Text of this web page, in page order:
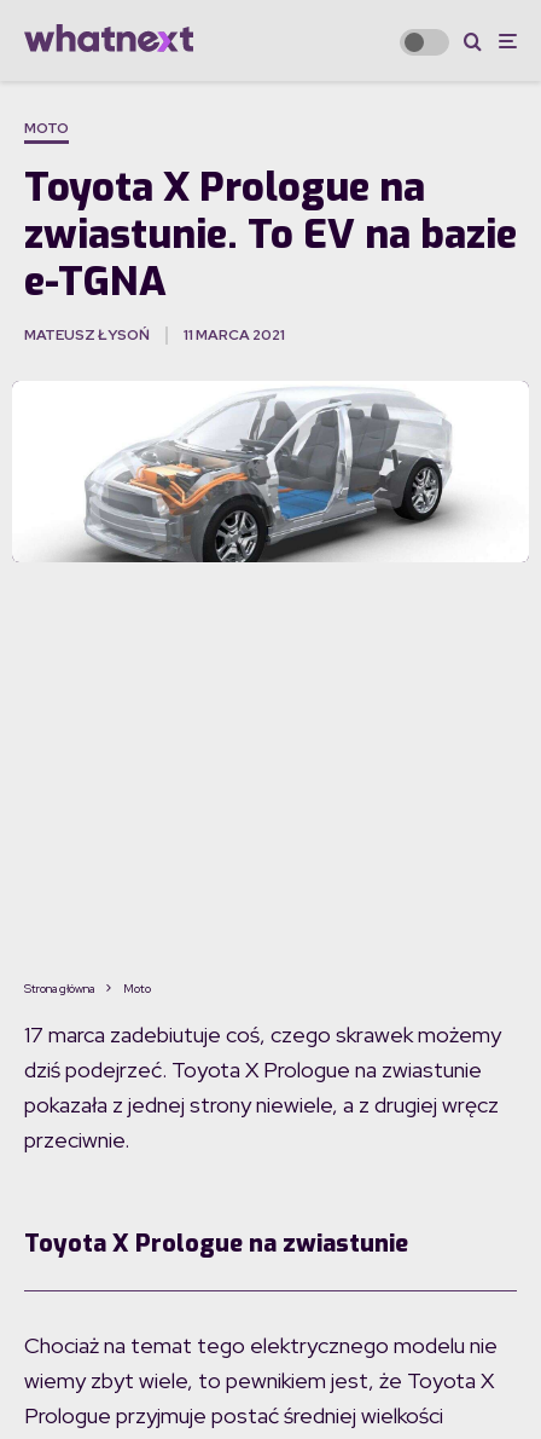
MOTO
Toyota X Prologue na
zwiastunie. To EV na bazie
e-TGNA
MATEUSZ ŁYSOŃ 11 MARCA 2021
Strona główna Moto
17 marca zadebiutuje coś, czego skrawek możemy
dziś podejrzeć. Toyota X Prologue na zwiastunie
pokazała z jednej strony niewiele, a z drugiej wręcz
przeciwnie.
Toyota X Prologue na zwiastunie
Chociaż na temat tego elektrycznego modelu nie
wiemy zbyt wiele, to pewnikiem jest, że Toyota X
Prologue przyjmuje postać średniej wielkości